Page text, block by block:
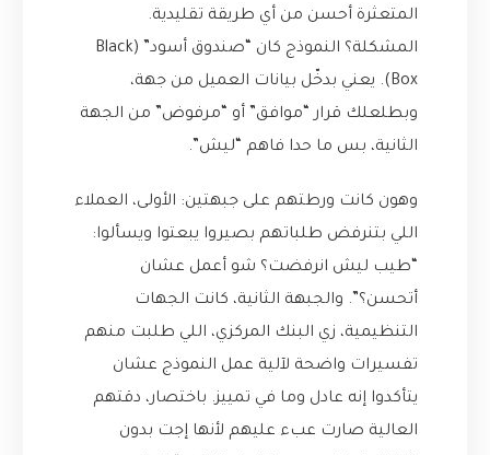
المتعثرة أحسن من أي طريقة تقليدية.
المشكلة؟ النموذج كان “صندوق أسود” (Black
Box). يعني بدخّل بيانات العميل من جهة،
وبطلعلك قرار “موافق” أو “مرفوض” من الجهة
الثانية، بس ما حدا فاهم “ليش”.
وهون كانت ورطتهم على جبهتين: الأولى، العملاء
اللي بتنرفض طلباتهم بصيروا يبعتوا ويسألوا:
“طيب ليش انرفضت؟ شو أعمل عشان
أتحسن؟”. والجبهة الثانية، كانت الجهات
التنظيمية، زي البنك المركزي، اللي طلبت منهم
تفسيرات واضحة لآلية عمل النموذج عشان
يتأكدوا إنه عادل وما في تمييز. باختصار، دقتهم
العالية صارت عبء عليهم لأنها إجت بدون